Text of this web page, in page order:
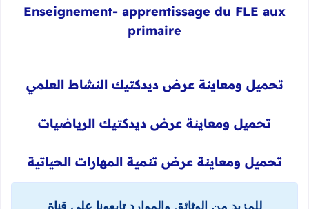
Enseignement- apprentissage du FLE aux
primaire
تحميل ومعاينة عرض ديدكتيك النشاط العلمي
تحميل ومعاينة عرض ديدكتيك الرياضيات
تحميل ومعاينة عرض تنمية المهارات الحياتية
للمزيد من الوثائق والموارد تابعونا على قناة